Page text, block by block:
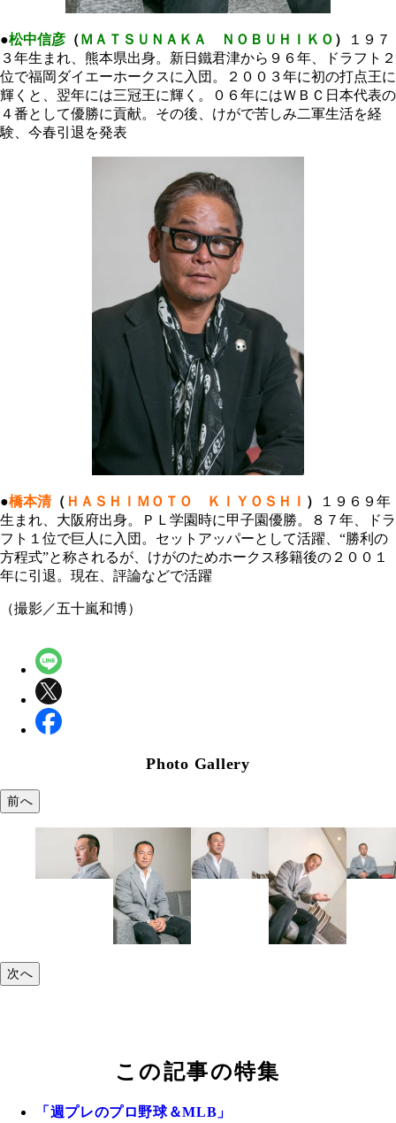
●松中信彦 （ＭＡＴＳＵＮＡＫＡ ＮＯＢＵＨＩＫＯ ）
１９７
３年生まれ、熊本県出身。新日鐵君津から９６年、ドラフト２
位で福岡ダイエーホークスに入団。２００３年に初の打点王に
輝くと、翌年には三冠王に輝く。０６年にはＷＢＣ日本代表の
４番として優勝に貢献。その後、けがで苦しみ二軍生活を経
験、今春引退を発表
●橋本清（ ＨＡＳＨＩＭＯＴＯ ＫＩＹＯＳＨＩ ）
１９６９年
生まれ、大阪府出身。ＰＬ学園時に甲子園優勝。８７年、ドラ
フト１位で巨人に入団。セットアッパーとして活躍、“勝利の
方程式”と称されるが、けがのためホークス移籍後の２００１
年に引退。現在、評論などで活躍
（撮影／五十嵐和博）
Photo Gallery
前へ
次へ
この記事の特集
「週プレのプロ野球＆MLB」